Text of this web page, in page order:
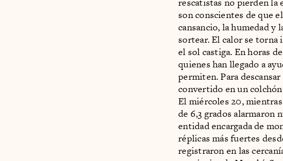
son conscientes de que
cansancio, la humedad
sortear. El calor se torna
el sol castiga. En horas
quienes han llegado a
permiten. Para
convertido en un
El miércoles 20,
de 6,3 grados alarmaron
entidad encargada de
réplicas más fuertes
registraron en las